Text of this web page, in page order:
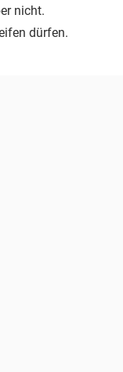
nicht.
dürfen.